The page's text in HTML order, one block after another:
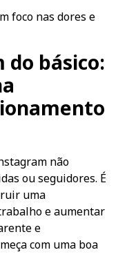
foco nas dores e
do básico:
não
ou seguidores. É
uma
e aumentar
e
com uma boa